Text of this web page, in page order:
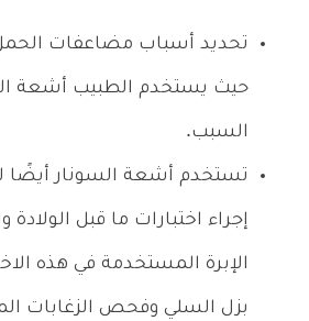
تحديد أسباب مضاعفات
حيث يستخدم الطبيب أشعة
السبب.
تستخدم أشعة السونار أيضًا
إجراء اختبارات ما قبل
الإبرة المستخدمة في هذه
بزل السلي وفحص الزغابات